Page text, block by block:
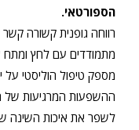
הספורטאי.
רווחה גופנית קשורה
מתמודדים עם לחץ ומתח
מספק טיפול הוליסטי על
ההשפעות המרגיעות של
לשפר את איכות השינה